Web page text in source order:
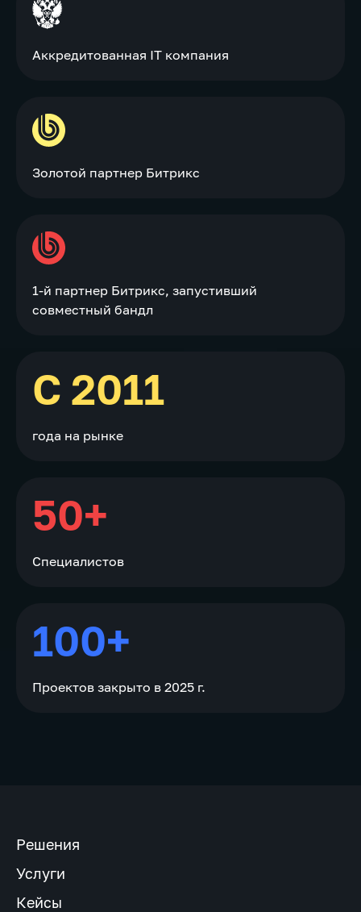
Аккредитованная IT компания
С 2011
года на рынке
Золотой партнер Битрикс
50+
Специалистов
1-й партнер Битрикс, запустивший
совместный бандл
100+
Проектов закрыто в 2025 г.
Решения
Услуги
Кейсы